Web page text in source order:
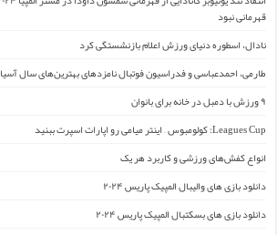
قهرمانی نبود
نادال، اسطوره دنیای ورزش اعلام بازنشستگی کرد
طارمی، احمدعباسی و فدراسیون فوتبال نامزدهای بهترین‌های سال آسیا
۹ ورزش با دمبل در خانه برای بانوان
Leagues Cup: کولومبوس – اینتر میامی رو اپارات اسپرت ببنید
انواع کفش‌های ورزشی و کاربرد هر یک
دانلود بازی های والیبال المپیک پاریس ۲۰۲۴
دانلود بازی های بسکتبال المپیک پاریس ۲۰۲۴